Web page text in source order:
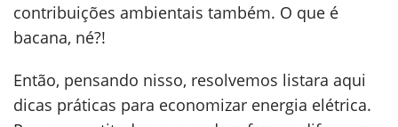
contribuições ambientais também. O que é
bacana, né?!
Então, pensando nisso, resolvemos listara aqui
dicas práticas para economizar energia elétrica.